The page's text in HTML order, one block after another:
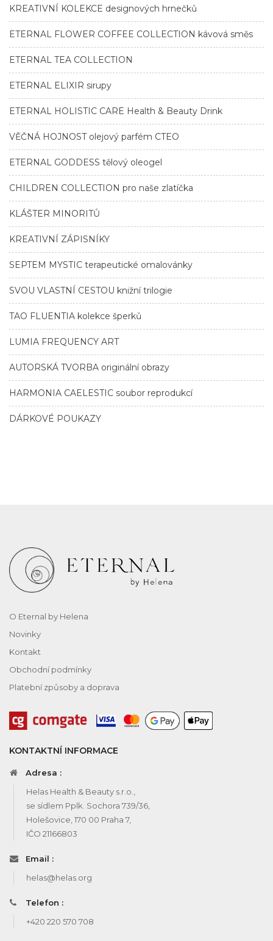
KREATIVNÍ KOLEKCE designových hrnečků
ETERNAL FLOWER COFFEE COLLECTION kávová směs
ETERNAL TEA COLLECTION
ETERNAL ELIXIR sirupy
ETERNAL HOLISTIC CARE Health & Beauty Drink
VĚČNÁ HOJNOST olejový parfém CTEO
ETERNAL GODDESS tělový oleogel
CHILDREN COLLECTION pro naše zlatíčka
KLÁŠTER MINORITŮ
KREATIVNÍ ZÁPISNÍKY
SEPTEM MYSTIC terapeutické omalovánky
SVOU VLASTNÍ CESTOU knižní trilogie
TAO FLUENTIA kolekce šperků
LUMIA FREQUENCY ART
AUTORSKÁ TVORBA originální obrazy
HARMONIA CAELESTIC soubor reprodukcí
DÁRKOVÉ POUKAZY
O Eternal by Helena
Novinky
Kontakt
Obchodní podmínky
Platební způsoby a doprava
KONTAKTNÍ INFORMACE
Adresa :
Helas Health & Beauty s.r.o.,
se sídlem Pplk. Sochora 739/36,
Holešovice, 170 00 Praha 7,
IČO 21166803
Email :
helas@helas.org
Telefon :
+420 220 570 708